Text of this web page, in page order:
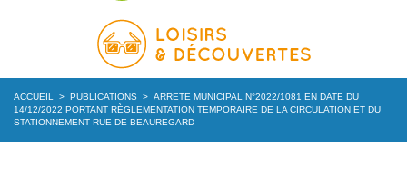
ACCUEIL > PUBLICATIONS > ARRETE MUNICIPAL N°2022/1081 EN DATE DU
14/12/2022 PORTANT RÈGLEMENTATION TEMPORAIRE DE LA CIRCULATION ET DU
STATIONNEMENT RUE DE BEAUREGARD